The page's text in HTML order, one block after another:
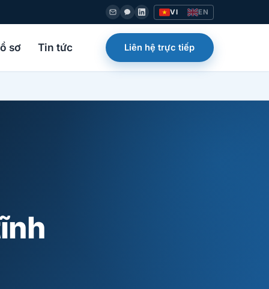
VI EN
sơ Tin tức Liên hệ trực tiếp